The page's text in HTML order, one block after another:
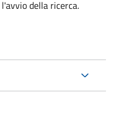
della ricerca.